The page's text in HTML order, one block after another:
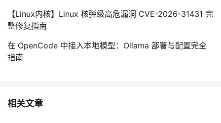
【Linux内核】Linux 核弹级高危漏洞 CVE-2026-31431 完
整修复指南
在 OpenCode 中接入本地模型：Ollama 部署与配置完全
指南
相关文章